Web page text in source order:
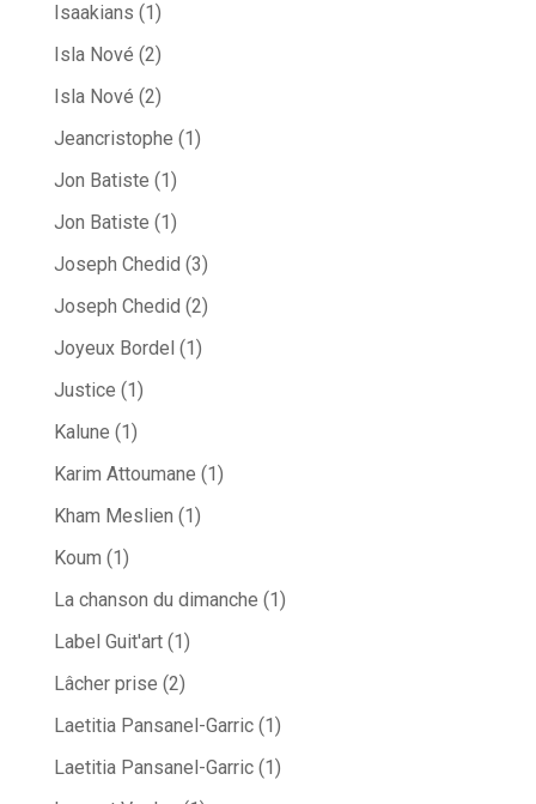
Isaakians (1)
Isla Nové (2)
Isla Nové (2)
Jeancristophe (1)
Jon Batiste (1)
Jon Batiste (1)
Joseph Chedid (3)
Joseph Chedid (2)
Joyeux Bordel (1)
Justice (1)
Kalune (1)
Karim Attoumane (1)
Kham Meslien (1)
Koum (1)
La chanson du dimanche (1)
Label Guit'art(1)
Lâcher prise (2)
Laetitia Pansanel-Garric(1)
Laetitia Pansanel-Garric(1)